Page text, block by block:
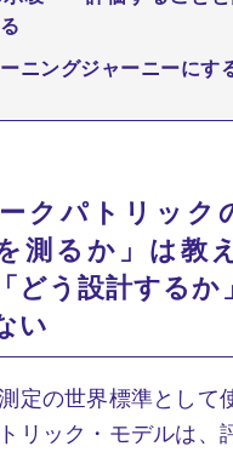
ニングジャーニーにす
クパトリッ
を測るか」は教
どう設計するか
い
定の世界標準として
リック・モデルは、